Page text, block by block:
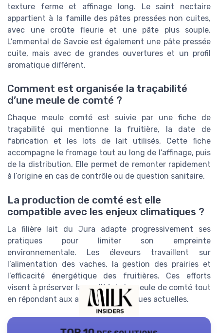
texture ferme et affinage long. Le saint nectaire
appartient à la famille des pâtes pressées non cuites,
avec une croûte fleurie et une pâte plus souple.
L’emmental de Savoie est également une pâte pressée
cuite, mais avec de grandes ouvertures et un profil
aromatique différent.
Comment est organisée la traçabilité
d’une meule de comté ?
Chaque meule comté est suivie par une fiche de
traçabilité qui mentionne la fruitière, la date de
fabrication et les lots de lait utilisés. Cette fiche
accompagne le fromage tout au long de l’affinage, puis
de la distribution. Elle permet de remonter rapidement
à l’origine en cas de contrôle ou de question sanitaire.
La production de comté est elle
compatible avec les enjeux climatiques ?
La filière lait du Jura adapte progressivement ses
pratiques pour limiter son empreinte
environnementale. Les éleveurs travaillent sur
l’alimentation des vaches, la gestion des prairies et
l’efficacité énergétique des fruitières. Ces efforts
visent à préserver la qualité de la meule de comté tout
en répondant aux attentes climatiques actuelles.